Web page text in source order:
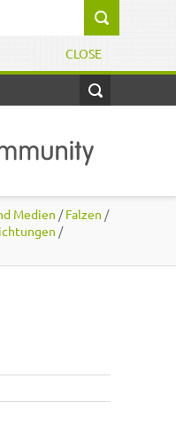
CLOSE
Medien /Falzen /
/